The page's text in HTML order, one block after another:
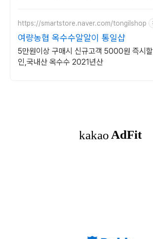
https://smartstore.naver.com/tongilshop
여량농협 옥수수알알이 통일샵
5만원이상 구매시 신규고객 5000원 즉시할
인,국내산 옥수수 2021년산